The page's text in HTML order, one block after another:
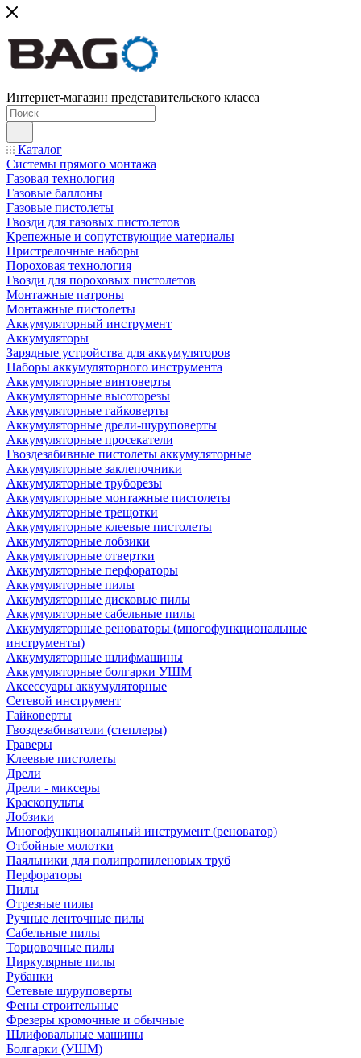
Интернет-магазин представительского класса
Каталог
Системы прямого монтажа
Газовая технология
Газовые баллоны
Газовые пистолеты
Гвозди для газовых пистолетов
Крепежные и сопутствующие материалы
Пристрелочные наборы
Пороховая технология
Гвозди для пороховых пистолетов
Монтажные патроны
Монтажные пистолеты
Аккумуляторный инструмент
Аккумуляторы
Зарядные устройства для аккумуляторов
Наборы аккумуляторного инструмента
Аккумуляторные винтоверты
Аккумуляторные высоторезы
Аккумуляторные гайковерты
Аккумуляторные дрели-шуруповерты
Аккумуляторные просекатели
Гвоздезабивные пистолеты аккумуляторные
Аккумуляторные заклепочники
Аккумуляторные труборезы
Аккумуляторные монтажные пистолеты
Аккумуляторные трещотки
Аккумуляторные клеевые пистолеты
Аккумуляторные лобзики
Аккумуляторные отвертки
Аккумуляторные перфораторы
Аккумуляторные пилы
Аккумуляторные дисковые пилы
Аккумуляторные сабельные пилы
Аккумуляторные реноваторы (многофункциональные
инструменты)
Аккумуляторные шлифмашины
Аккумуляторные болгарки УШМ
Аксессуары аккумуляторные
Сетевой инструмент
Гайковерты
Гвоздезабиватели (степлеры)
Граверы
Клеевые пистолеты
Дрели
Дрели - миксеры
Краскопульты
Лобзики
Многофункциональный инструмент (реноватор)
Отбойные молотки
Паяльники для полипропиленовых труб
Перфораторы
Пилы
Отрезные пилы
Ручные ленточные пилы
Сабельные пилы
Торцовочные пилы
Циркулярные пилы
Рубанки
Сетевые шуруповерты
Фены строительные
Фрезеры кромочные и обычные
Шлифовальные машины
Болгарки (УШМ)